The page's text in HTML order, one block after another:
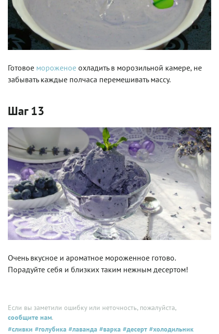
Готовое мороженое охладить в морозильной камере, не
забывать каждые полчаса перемешивать массу.
Шаг 13
Очень вкусное и ароматное мороженное готово.
Порадуйте себя и близких таким нежным десертом!
Если вы заметили ошибку или неточность, пожалуйста,
сообщите нам.
#сливки #голубика #лаванда #варка #десерт #холодильник